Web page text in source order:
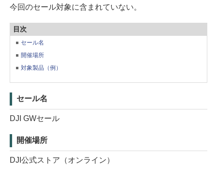
今回のセール対象に含まれていない。
目次
セール名
開催場所
対象製品（例）
セール名
DJI GWセール
開催場所
DJI公式ストア（オンライン）